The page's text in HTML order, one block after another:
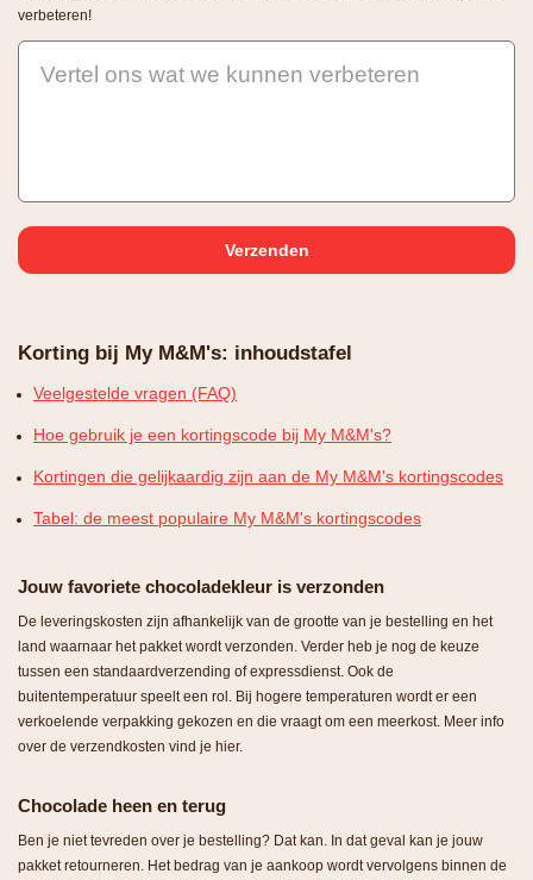
verbeteren!
Vertel ons wat we kunnen verbeteren
Korting bij My M&M's: inhoudstafel
Veelgestelde vragen (FAQ)
Hoe gebruik je een kortingscode bij My M&M's?
Kortingen die gelijkaardig zijn aan de My M&M's kortingscodes
Tabel: de meest populaire My M&M's kortingscodes
Jouw favoriete chocoladekleur is verzonden
De leveringskosten zijn afhankelijk van de grootte van je bestelling en het
land waarnaar het pakket wordt verzonden. Verder heb je nog de keuze
tussen een standaardverzending of expressdienst. Ook de
buitentemperatuur speelt een rol. Bij hogere temperaturen wordt er een
verkoelende verpakking gekozen en die vraagt om een meerkost. Meer info
over de verzendkosten vind je hier.
Chocolade heen en terug
Ben je niet tevreden over je bestelling? Dat kan. In dat geval kan je jouw
pakket retourneren. Het bedrag van je aankoop wordt vervolgens binnen de